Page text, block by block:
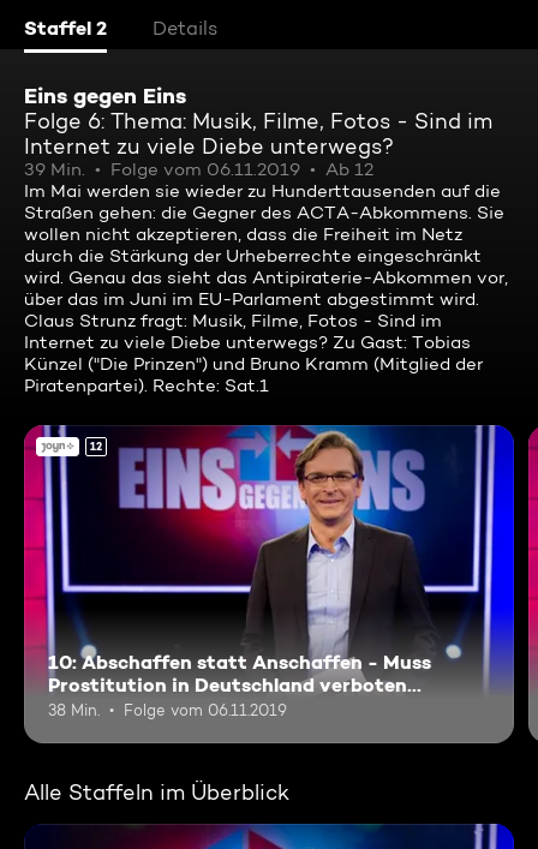
Staffel 2 Details
Eins gegen Eins
Folge 6: Thema: Musik, Filme, Fotos - Sind im
Internet zu viele Diebe unterwegs?
39 Min. Folge vom 06.11.2019
Ab 12
Im Mai werden sie wieder zu Hunderttausenden auf die
Straßen gehen: die Gegner des ACTA-Abkommens. Sie
wollen nicht akzeptieren, dass die Freiheit im Netz
durch die Stärkung der Urheberrechte eingeschränkt
wird. Genau das sieht das Antipiraterie-Abkommen vor,
über das im Juni im EU-Parlament abgestimmt wird.
Claus Strunz fragt: Musik, Filme, Fotos - Sind im
Internet zu viele Diebe unterwegs? Zu Gast: Tobias
Künzel ("Die Prinzen") und Bruno Kramm (Mitglied der
Piratenpartei). Rechte: Sat.1
12
10: Abschaffen statt Anschaffen - Muss
Prostitution in Deutschland verboten
werden?
38 Min. Folge vom 06.11.2019
Alle Staffeln im Überblick